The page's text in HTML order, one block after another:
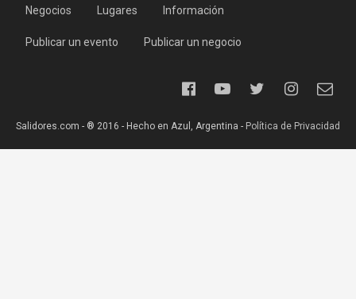
Negocios Lugares Información
Publicar un evento Publicar un negocio
Salidores.com - ® 2016 - Hecho en Azul, Argentina - Política de Privacidad